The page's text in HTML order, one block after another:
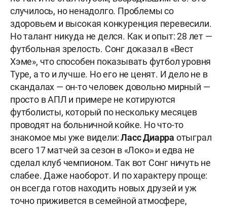
случилось, но ненадолго. Проблемы со
здоровьем и высокая конкуренция перевесили.
Но талант никуда не делся. Как и опыт: 28 лет —
футбольная зрелость. Сонг доказал в «Вест
Хэме», что способен показывать футбол уровня
Туре, а то и лучше. Но его не ценят. И дело не в
скандалах — он-то человек довольно мирный —
просто в АПЛ и примере не котируются
футболисты, который по нескольку месяцев
проводят на больничной койке. Но что-то
знакомое мы уже видели:Ласс Диарра отыграл
всего 17 матчей за сезон в «Локо» и едва не
сделал клуб чемпионом. Так вот Сонг ничуть не
слабее. Даже наоборот. И по характеру проще:
он всегда готов находить новых друзей и уж
точно приживется в семейной атмосфере,